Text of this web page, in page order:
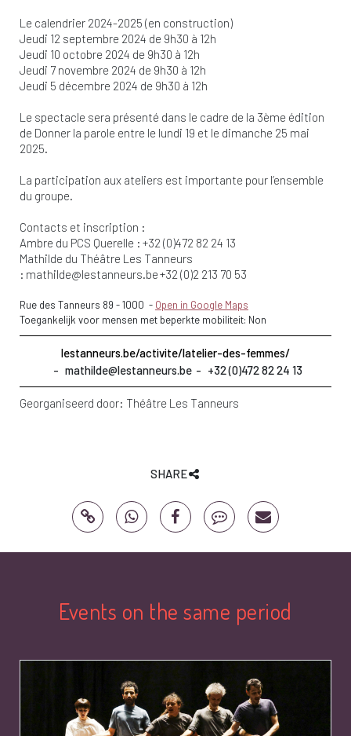
Le calendrier 2024-2025 (en construction)
Jeudi 12 septembre 2024 de 9h30 à 12h
Jeudi 10 octobre 2024 de 9h30 à 12h
Jeudi 7 novembre 2024 de 9h30 à 12h
Jeudi 5 décembre 2024 de 9h30 à 12h
Le spectacle sera présenté dans le cadre de la 3ème édition
de Donner la parole entre le lundi 19 et le dimanche 25 mai
2025.
La participation aux ateliers est importante pour l’ensemble
du groupe.
Contacts et inscription :
Ambre du PCS Querelle : +32 (0)472 82 24 13
Mathilde du Théâtre Les Tanneurs
: mathilde@lestanneurs.be+32 (0)2 213 70 53
Rue des Tanneurs 89 -1000 - Open in Google Maps
Toegankelijk voor mensen met beperkte mobiliteit: Non
lestanneurs.be/activite/latelier-des-femmes/
mathilde@lestanneurs.be
+32 (0)472 82 24 13
Georganiseerd door: Théâtre Les Tanneurs
SHARE
Events on the same period